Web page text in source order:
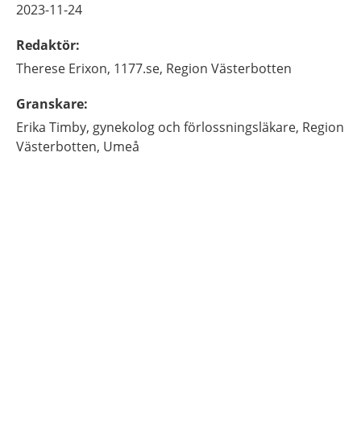
2023-11-24
Redaktör:
Therese Erixon, 1177.se, Region Västerbotten
Granskare:
Erika Timby, gynekolog och förlossningsläkare, Region
Västerbotten, Umeå